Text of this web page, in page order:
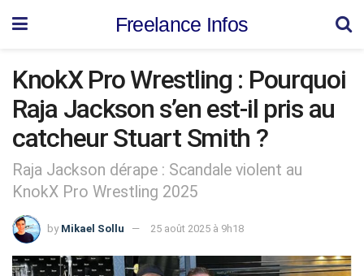
Freelance Infos
KnokX Pro Wrestling : Pourquoi
Raja Jackson s’en est-il pris au
catcheur Stuart Smith ?
Raja Jackson dérape : Scandale violent au
KnokX Pro Wrestling 2025
by Mikael Sollu 25 août 2025 à 9h18